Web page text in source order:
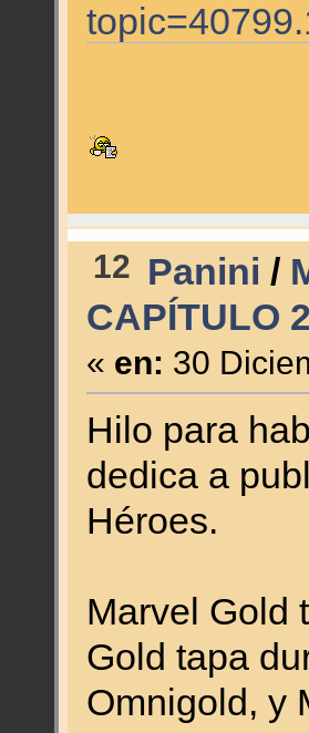
12 Panini /
CAPÍTULO
« en: 30
Hilo para
dedica a
Héroes.
Marvel Gold
Gold tapa
Omnigold, y